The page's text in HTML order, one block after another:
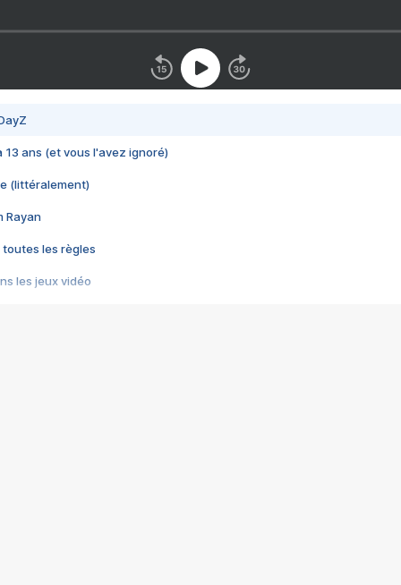
13 ans (et vous l'avez ignoré)
(littéralement)
Rayan
toutes les règles
les jeux vidéo